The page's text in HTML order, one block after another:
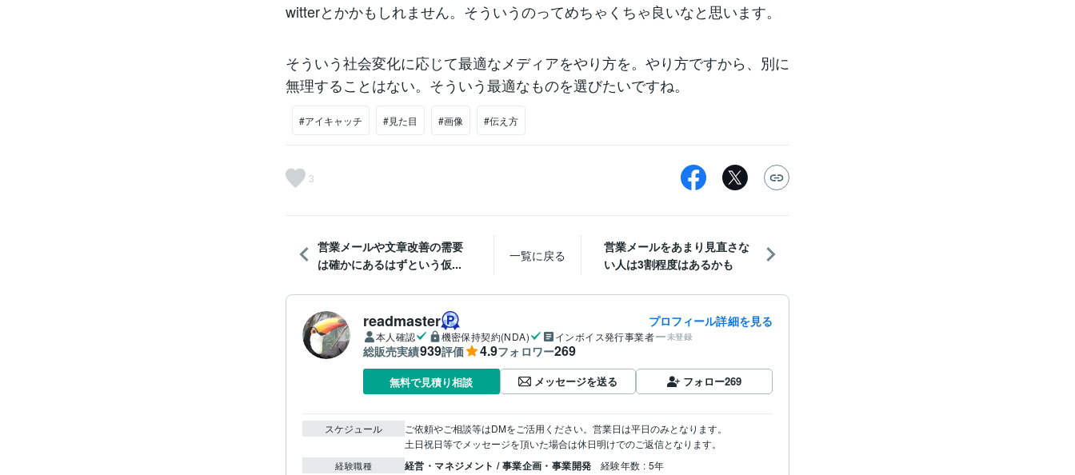
witterとかかもしれません。そういうのってめちゃくちゃ良いなと思います。
そういう社会変化に応じて最適なメディアをやり方を。やり方ですから、別に
無理することはない。そういう最適なものを選びたいですね。
#アイキャッチ #見た目 #画像 #伝え方
3
営業メールや文章改善の需要
は確かにあるはずという仮...
一覧に戻る
営業メールをあまり見直さな
い人は3割程度はあるかも
readmaster プロフィール詳細を見る
本人確認 機密保持契約(NDA) インボイス発行事業者 未登録
総販売実績939評価 4.9フォロワー269
無料で見積り相談 メッセージを送る フォロー269
スケジュール
ご依頼やご相談等はDMをご活用ください。営業日は平日のみとなります。
経験職種 経営・マネジメント / 事業企画・事業開発 経験年数 : 5年